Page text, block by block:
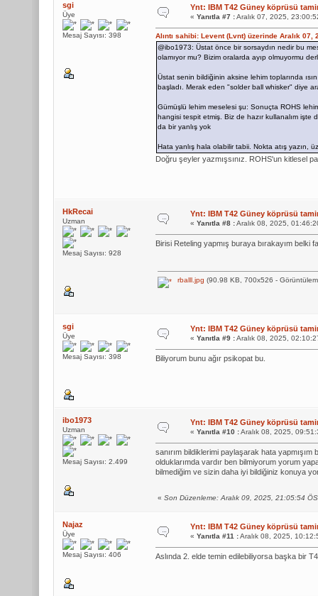
sgi
Üye
Mesaj Sayısı: 398
Ynt: IBM T42 Güney köprüsü
« Yanıtla #7 :Aralık 07, 2025,
Alıntı sahibi: Levent (Lvnt) üzerinde Aralık 07,
@ibo1973: Üstat önce bir sorsaydın nedir bu
olamıyor mu? Bizim oralarda ayıp olmuyormu
Üstat senin bildiğinin aksine lehim toplarında
başladı. Merak eden "solder ball whisker" diye
Gümüşlü lehim meselesi şu: Sonuçta ROHS
hangisi tespit etmiş. Biz de hazır kullanalım işte
da bir yanlış yok
Hata yanlış hala olabilir tabii. Nokta atış yazın,
Doğru şeyler yazmışsınız. ROHS'un kitlesel
HkRecai
Uzman
Mesaj Sayısı: 928
Ynt: IBM T42 Güney köprüsü
« Yanıtla #8 :Aralık 08, 2025,
Birisi Reteling yapmış buraya bırakayım belki
rballl.jpg (90.98 KB, 700x526 -
sgi
Üye
Mesaj Sayısı: 398
Ynt: IBM T42 Güney köprüsü
« Yanıtla #9 :Aralık 08, 2025,
Biliyorum bunu ağır psikopat bu.
ibo1973
Uzman
Mesaj Sayısı: 2.499
Ynt: IBM T42 Güney köprüsü
« Yanıtla #10 :Aralık 08, 2025,
sanırım bildiklerimi paylaşarak hata
olduklarımda vardır ben bilmiyorum yorum
bilmediğim ve sizin daha iyi bildiğiniz konuya
« Son Düzenleme: Aralık 09, 2025, 21:05:54
Najaz
Üye
Mesaj Sayısı: 406
Ynt: IBM T42 Güney köprüsü
« Yanıtla #11 :Aralık 08, 2025,
Aslında 2. elde temin edilebiliyorsa başka bir